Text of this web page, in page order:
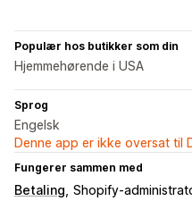
Populær hos butikker som din
Hjemmehørende i USA
Sprog
Engelsk
Denne app er ikke oversat til
Fungerer sammen med
Betaling Shopify-